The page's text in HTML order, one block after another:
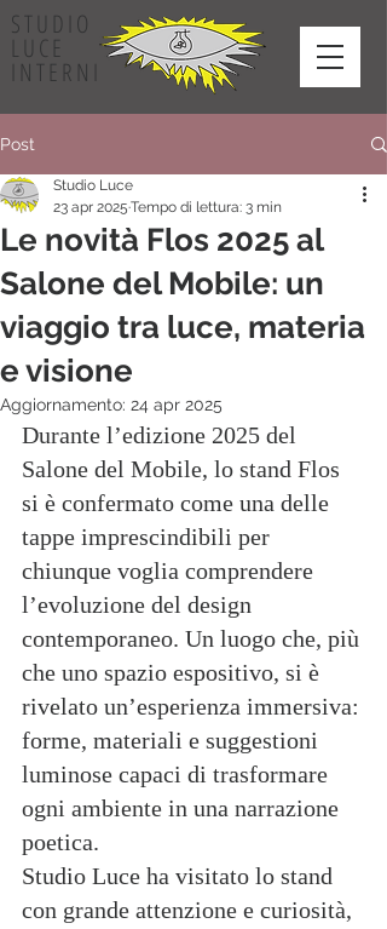
STUDIO
LUCE
INTERNI
Post
Le novità Flos 2025 al
Salone del Mobile: un
viaggio tra luce, materia
e visione
Studio Luce
23 apr 2025 Tempo di lettura: 3 min
Aggiornamento: 24 apr 2025
Durante l’edizione 2025 del
Salone del Mobile, lo stand Flos
si è confermato come una delle
tappe imprescindibili per
chiunque voglia comprendere
l’evoluzione del design
contemporaneo. Un luogo che, più
che uno spazio espositivo, si è
rivelato un’esperienza immersiva:
forme, materiali e suggestioni
luminose capaci di trasformare
ogni ambiente in una narrazione
poetica.
Studio Luce ha visitato lo stand
con grande attenzione e curiosità,